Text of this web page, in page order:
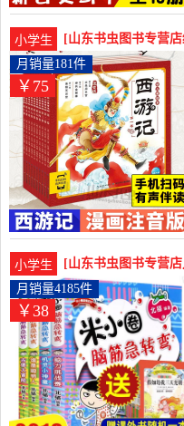
小学生
[山东书虫图书专营
儿注音美绘本 套装月
￥75
月销量181件
小学生
[山东书虫图书专营
套4册米小圈上学月
￥38
月销量4185件